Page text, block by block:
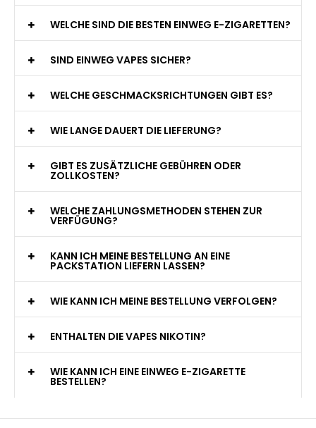
WELCHE SIND DIE BESTEN EINWEG E-ZIGARETTEN?
SIND EINWEG VAPES SICHER?
WELCHE GESCHMACKSRICHTUNGEN GIBT ES?
WIE LANGE DAUERT DIE LIEFERUNG?
GIBT ES ZUSÄTZLICHE GEBÜHREN ODER
ZOLLKOSTEN?
WELCHE ZAHLUNGSMETHODEN STEHEN ZUR
VERFÜGUNG?
KANN ICH MEINE BESTELLUNG AN EINE
PACKSTATION LIEFERN LASSEN?
WIE KANN ICH MEINE BESTELLUNG VERFOLGEN?
ENTHALTEN DIE VAPES NIKOTIN?
WIE KANN ICH EINE EINWEG E-ZIGARETTE
BESTELLEN?